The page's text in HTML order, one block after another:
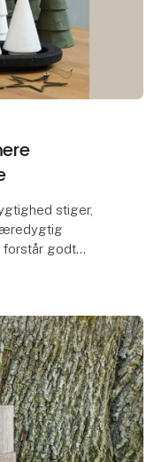
stiger,
forstår godt